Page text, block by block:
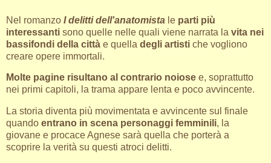
Nel romanzo I delitti dell'anatomista le parti più
interessanti sono quelle nelle quali viene narrata la vita nei
bassifondi della città e quella degli artisti che vogliono
creare opere immortali.
Molte pagine risultano al contrario noiose e, soprattutto
nei primi capitoli, la trama appare lenta e poco avvincente.
La storia diventa più movimentata e avvincente sul finale
quando entrano in scena personaggi femminili, la
giovane e procace Agnese sarà quella che porterà a
scoprire la verità su questi atroci delitti.